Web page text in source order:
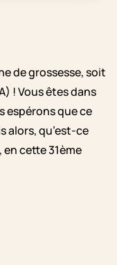
de grossesse, soit
! Vous êtes dans
espérons que ce
alors, qu’est-ce
cette 31ème